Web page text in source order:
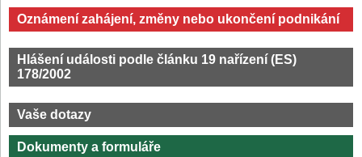
Oznámení zahájení, změny nebo ukončení podnikání
Hlášení události podle článku 19 nařízení (ES)
178/2002
Vaše dotazy
Dokumenty a formuláře